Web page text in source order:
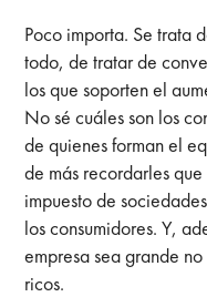
Poco importa. Se trata
todo, de tratar de
los que soporten el
No sé cuáles son los
de quienes forman el
de más recordarles
impuesto de
los consumidores. Y,
empresa sea grande
ricos.